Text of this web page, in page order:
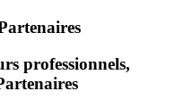
professionnels,